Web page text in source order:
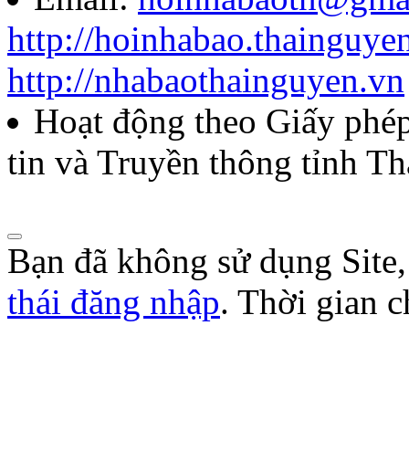
85/QĐ-HNB
Quyết định về việc công
năm 2026 của Hội Nhà
http://
http://nhabaothainguyen.vn
Hoạt động theo Giấy
tin và Truyền thông tỉnh
Bạn đã không sử dụng
thái đăng nhập. Thời gian